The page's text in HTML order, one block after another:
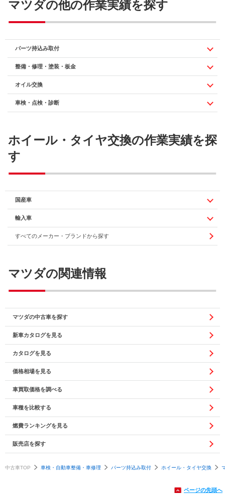
マツダの他の作業実績を探す
パーツ持込み取付
整備・修理・塗装・板金
オイル交換
車検・点検・診断
ホイール・タイヤ交換の作業実績を探
す
国産車
輸入車
すべてのメーカー・ブランドから探す
マツダの関連情報
マツダの中古車を探す
新車カタログを見る
カタログを見る
価格相場を見る
車買取価格を調べる
車種を比較する
燃費ランキングを見る
販売店を探す
中古車TOP 車検・自動車整備・車修理 パーツ持込み取付 ホイール・タイヤ交換
ページの先頭へ